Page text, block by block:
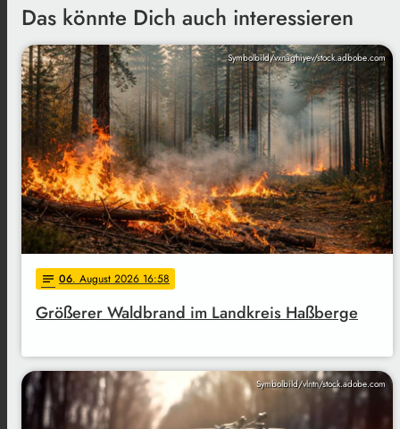
Das könnte Dich auch interessieren
Symbolbild/vxnaghiyev/stock.adbobe.com
notes 06. August 2026 16:58
Größerer Waldbrand im Landkreis Haßberge
Symbolbild/vlntn/stock.adobe.com